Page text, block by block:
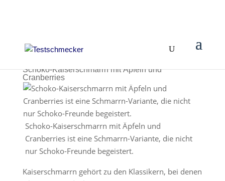
Schoko-Kaiserschmarrn mit Äpfeln und
Cranberries
Schoko-Kaiserschmarrn mit Äpfeln und
Cranberries ist eine Schmarrn-Variante, die nicht
nur Schoko-Freunde begeistert.
Kaiserschmarrn gehört zu den Klassikern, bei denen